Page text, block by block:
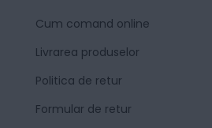
Cum comand online
Livrarea produselor
Politica de retur
Formular de retur